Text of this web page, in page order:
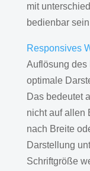
mit
bedienbar
Responsives
Auflösung des
optimale
Das bedeutet
nicht auf allen
nach Breite
Darstellung
Schriftgröße